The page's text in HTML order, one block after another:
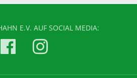
E.V. AUF SOCIAL MEDIA: